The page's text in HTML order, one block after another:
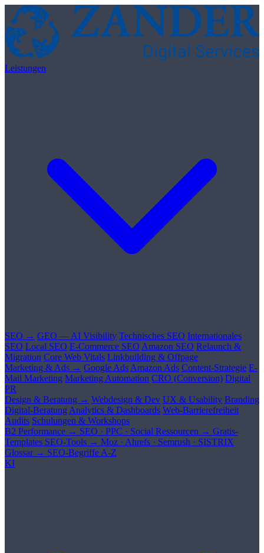
Zum Inhalt springen
Leistungen
SEO → GEO — AI Visibility Technisches SEO Internationales
SEO Local SEO E-Commerce SEO Amazon SEO Relaunch &
Migration Core Web Vitals Linkbuilding & Offpage
Marketing & Ads → Google Ads Amazon Ads Content-Strategie E-
Mail Marketing Marketing Automation CRO (Conversion) Digital
PR
Design & Beratung → Webdesign & Dev UX & Usability Branding
Digital-Beratung Analytics & Dashboards Web-Barrierefreiheit
Audits Schulungen & Workshops
B2 Performance → SEO · PPC · Social Ressourcen → Gratis-
Templates SEO-Tools → Moz · Ahrefs · Semrush · SISTRIX
Glossar → SEO-Begriffe A-Z
KI